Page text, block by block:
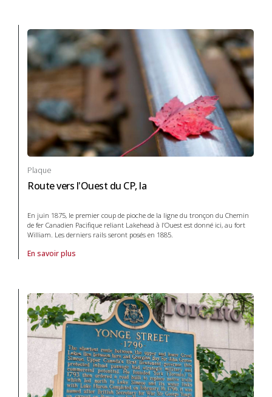
Plaque
Route vers l'Ouest du CP, la
En juin 1875, le premier coup de pioche de la ligne du tronçon du Chemin
de fer Canadien Pacifique reliant Lakehead à l’Ouest est donné ici, au fort
William. Les derniers rails seront posés en 1885.
En savoir plus
À propos de Plaque Route vers l'Ouest du CP, la in Systèmes de